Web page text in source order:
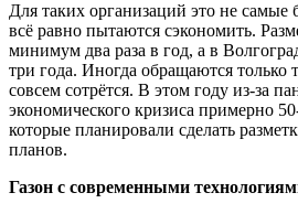
Для таких организаций это не самые
всё равно пытаются сэкономить.
минимум два раза в год, а в
три года. Иногда обращаются только
совсем сотрётся. В этом году из-за
экономического кризиса примерно
которые планировали сделать
планов.
Газон с современными